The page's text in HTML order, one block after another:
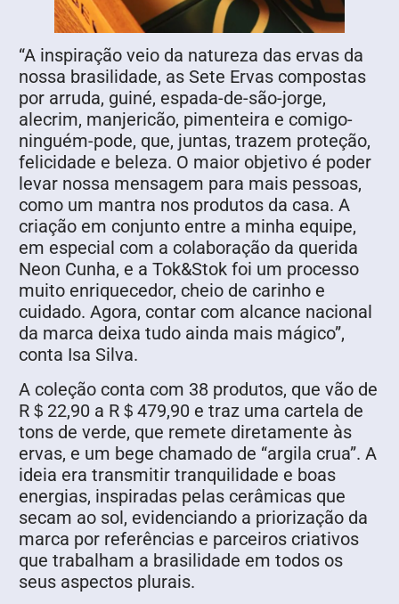
“A inspiração veio da natureza das ervas da
nossa brasilidade, as Sete Ervas compostas
por arruda, guiné, espada-de-são-jorge,
alecrim, manjericão, pimenteira e comigo-
ninguém-pode, que, juntas, trazem proteção,
felicidade e beleza. O maior objetivo é poder
levar nossa mensagem para mais pessoas,
como um mantra nos produtos da casa. A
criação em conjunto entre a minha equipe,
em especial com a colaboração da querida
Neon Cunha, e a Tok&Stok foi um processo
muito enriquecedor, cheio de carinho e
cuidado. Agora, contar com alcance nacional
da marca deixa tudo ainda mais mágico”,
conta Isa Silva.
A coleção conta com 38 produtos, que vão de
R＄22,90 a R＄479,90 e traz uma cartela de
tons de verde, que remete diretamente às
ervas, e um bege chamado de “argila crua”. A
ideia era transmitir tranquilidade e boas
energias, inspiradas pelas cerâmicas que
secam ao sol, evidenciando a priorização da
marca por referências e parceiros criativos
que trabalham a brasilidade em todos os
seus aspectos plurais.